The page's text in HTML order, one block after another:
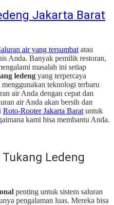
Jakarta Barat
air yang tersumbat atau
Anda. Banyak pemilik restoran,
masalah ini setiap
ledeng yang terpercaya
teknologi terbaru
air Anda dengan cepat dan
air Anda akan bersih dan
Roto-Rooter Jakarta Barat untuk
kami bisa membantu Anda.
Ledeng
penting untuk sistem saluran
pengalaman luas. Mereka bisa